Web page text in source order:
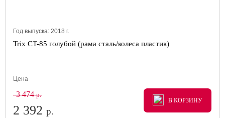
Год выпуска: 2018 г.
Trix CT-85 голубой (рама сталь/колеса пластик)
Цена
3 474р.
2 392 р.
В КОРЗИНУ
В КОРЗИНУ
В КОРЗИНУ